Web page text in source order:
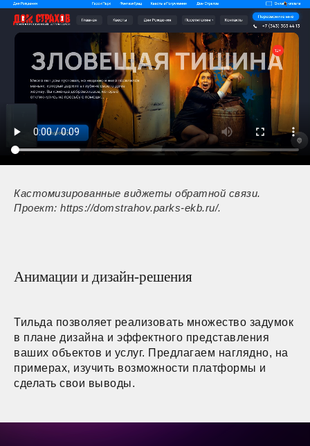
Кастомизированные виджеты обратной связи.
Проект: https://domstrahov.parks-ekb.ru/.
Анимации и дизайн-решения
Тильда позволяет реализовать множество задумок
в плане дизайна и эффектного представления
ваших объектов и услуг. Предлагаем наглядно, на
примерах, изучить возможности платформы и
сделать свои выводы.